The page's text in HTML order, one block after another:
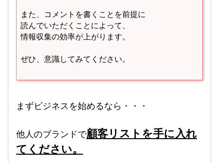
また、コメントを書くことを前提に
読んでいただくことによって、
情報収集の効率が上がります。
ぜひ、意識してみてください。
まずビジネスを始めるなら・・・
他人のブランドで顧客リストを手に入れ
てください。